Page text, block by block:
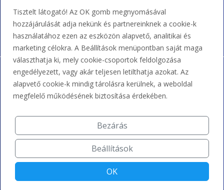
átutalást és kreditet.
Tisztelt látogató! Az OK gomb megnyomásával
hozzájárulását adja nekünk és partnereinknek a cookie-k
használatához ezen az eszközön alapvető, analitikai és
marketing célokra. A Beállítások menüpontban saját maga
választhatja ki, mely cookie-csoportok feldolgozása
engedélyezett, vagy akár teljesen letilthatja azokat. Az
alapvető cookie-k mindig tárolásra kerülnek, a weboldal
megfelelő működésének biztosítása érdekében.
Bezárás
Beállítások
OK